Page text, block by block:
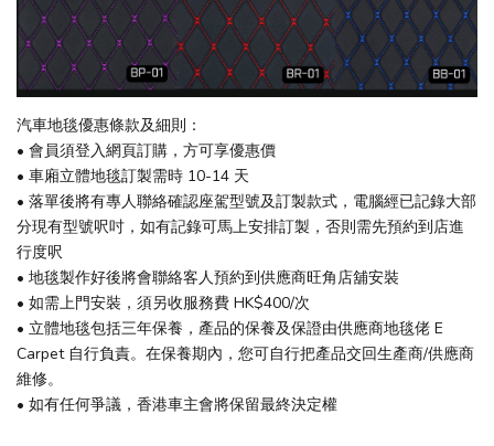
汽車地毯優惠條款及細則：
• 會員須登入網頁訂購，方可享優惠價
• 車廂立體地毯訂製需時 10-14 天
• 落單後將有專人聯絡確認座駕型號及訂製款式，電腦經已記錄大部
分現有型號呎吋，如有記錄可馬上安排訂製，否則需先預約到店進
行度呎
• 地毯製作好後將會聯絡客人預約到供應商旺角店舖安裝
• 如需上門安裝，須另收服務費 HK$400/次
• 立體地毯包括三年保養，產品的保養及保證由供應商地毯佬 E
Carpet 自行負責。在保養期內，您可自行把產品交回生產商/供應商
維修。
• 如有任何爭議，香港車主會將保留最終決定權